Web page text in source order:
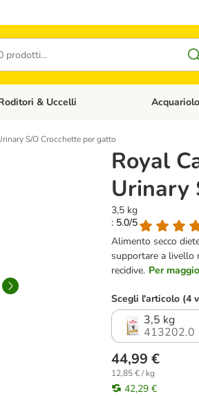
Menù Categoria: Diete
& Uccelli Apri Menù
S/O Crocchette per gatto
Royal
Urinary
3,5 kg
: 5.0/5
Alimento secco
supportare a livello
recidive. Per
Scegli l'articolo (4
3,5 kg
413202.0
44,99 €
12,85 € / kg
42,29 €